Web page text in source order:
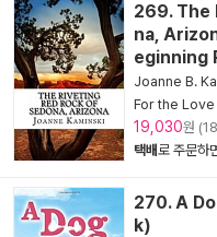
269. The
na,
eginning
Joanne B.
For the
19,030원
택배로 주문하
270. A
k)